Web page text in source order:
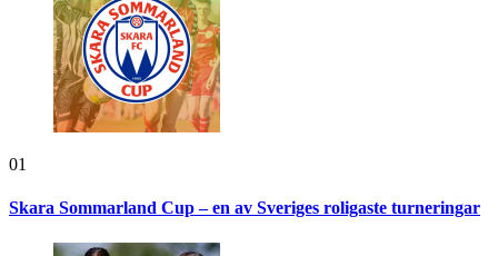
01
Skara Sommarland Cup – en av Sveriges roligaste turneringar